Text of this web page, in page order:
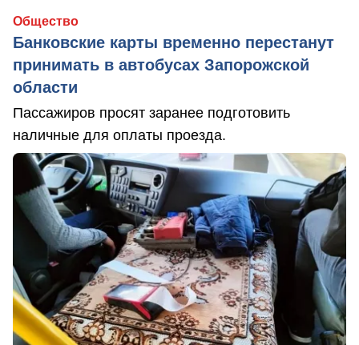
Общество
Банковские карты временно перестанут
принимать в автобусах Запорожской
области
Пассажиров просят заранее подготовить
наличные для оплаты проезда.